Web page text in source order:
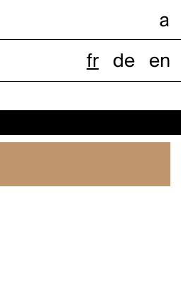
a
fr de en